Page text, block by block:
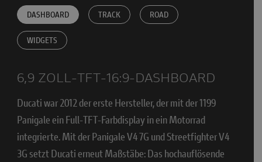
DASHBOARD TRACK ROAD
WIDGETS
6,9 ZOLL-TFT-16:9-DASHBOARD
Ducati war 2012 der erste Hersteller, der mit der 1199
Panigale ein Full-TFT-Farbdisplay in ein Motorrad
integrierte. Mit der Panigale V4 7G und Streetfighter V4
3G setzt Ducati erneut Maßstäbe: Das hochauflösende